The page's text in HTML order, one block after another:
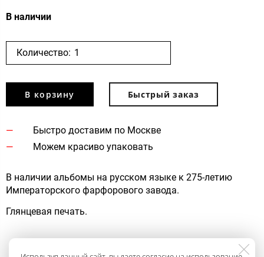
В наличии
Количество:
В корзину Быстрый заказ
Быстро доставим по Москве
Можем красиво упаковать
В наличии альбомы на русском языке к 275-летию
Императорского фарфорового завода.
Глянцевая печать.